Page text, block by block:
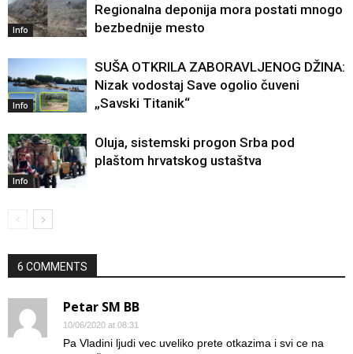
Info
Regionalna deponija mora postati mnogo
bezbednije mesto
Info
SUŠA OTKRILA ZABORAVLJENOG DŽINA:
Nizak vodostaj Save ogolio čuveni
„Savski Titanik“
Info
Oluja, sistemski progon Srba pod
plaštom hrvatskog ustaštva
6 COMMENTS
Petar SM BB
10/06/2020 at 08:31
Pa Vladini ljudi vec uveliko prete otkazima i svi ce na